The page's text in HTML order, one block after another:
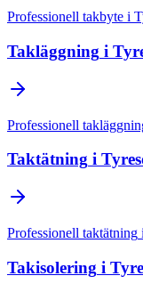
Professionell takbyte i
Takläggning i
Professionell
Taktätning i
Professionell taktätning i
Takisolering i